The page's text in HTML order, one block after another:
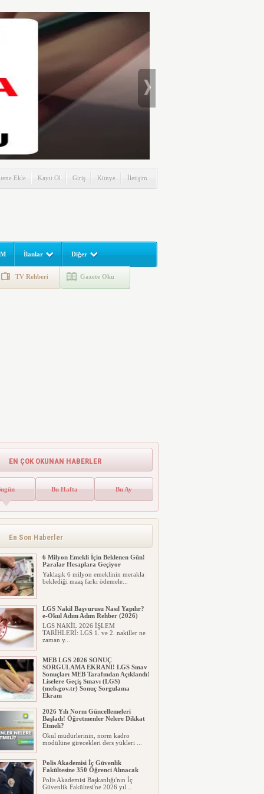
Ekle Kayıt Ol Giriş Künye İletişim
İlanlar Diğer
TV Rehberi Gazete Oku
EN ÇOK OKUNAN HABERLER
Bu Hafta Bu Ay
En Son Haberler
Sahipleri Dikkat
Emlak vergisinde gelecek yıl için esas
6 Milyon Emekli İçin Beklenen Gün!
Paralar Hesaplara Geçiyor
Yaklaşık 6 milyon emeklinin merakla
beklediği maaş farkı ödemele...
LGS Nakil Başvurusu Nasıl Yapılır?
e-Okul Adım Adım Rehber (2026)
LGS NAKİL 2026 İŞLEM
TARİHLERİ: LGS 1. ve 2. nakiller ne
zaman y...
MEB LGS 2026 SONUÇ
SORGULAMA EKRANI! LGS Sınav
Sonuçları MEB Tarafından Açıklandı!
Liselere Geçiş Sınavı (LGS)
(meb.gov.tr) Sonuç Sorgulama
Ekranı
Milyonlarca öğrenci için ...
2026 Yılı Norm Güncellemeleri
Başladı! Öğretmenler Nelere Dikkat
Etmeli?
Okul müdürlerinin, norm kadro
modülüne girecekleri ders yükleri ...
Polis Akademisi İç Güvenlik
Fakültesine 350 Öğrenci Alınacak
Polis Akademisi Başkanlığı'nın İç
Güvenlik Fakültesi'ne 2026 yıl...